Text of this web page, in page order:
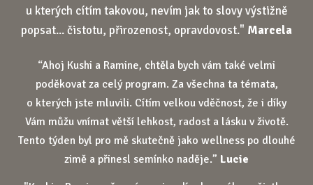
u kterých cítím takovou, nevím jak to slovy výstižně
popsat... čistotu, přirozenost, opravdovost." Marcela
“Ahoj Kushi a Ramine, chtěla bych vám také velmi
poděkovat za celý program. Za všechna ta témata,
o kterých jste mluvili. Cítím velkou vděčnost, že i díky
Vám můžu vnímat větší lehkost, radost a lásku v životě.
Tento týden byl pro mě skutečně jako wellness po dlouhé
zimě a přinesl semínko naděje.” Lucie